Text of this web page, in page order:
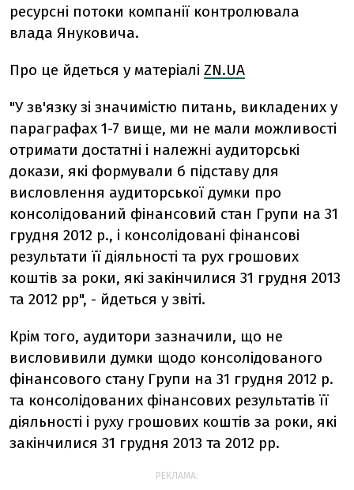
ресурсні потоки компанії контролювала
влада Януковича.
Про це йдеться у матеріалі ZN.UA
"У зв'язку зі значимістю питань, викладених у
параграфах 1-7 вище, ми не мали можливості
отримати достатні і належні аудиторські
докази, які формували б підставу для
висловлення аудиторської думки про
консолідований фінансовий стан Групи на 31
грудня 2012 р., і консолідовані фінансові
результати її діяльності та рух грошових
коштів за роки, які закінчилися 31 грудня 2013
та 2012 рр", - йдеться у звіті.
Крім того, аудитори зазначили, що не
висловивили думки щодо консолідованого
фінансового стану Групи на 31 грудня 2012 р.
та консолідованих фінансових результатів її
діяльності і руху грошових коштів за роки, які
закінчилися 31 грудня 2013 та 2012 рр.
РЕКЛАМА: